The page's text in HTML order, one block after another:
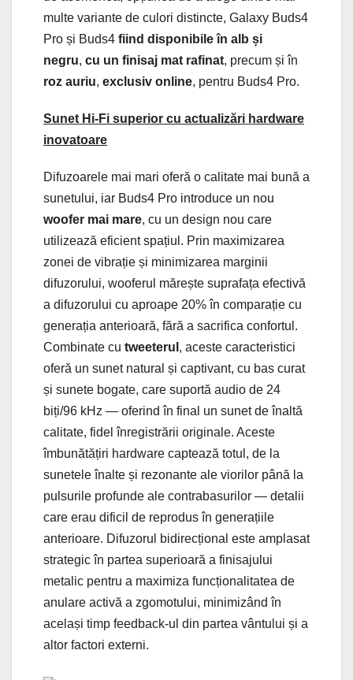
multe variante de culori distincte, Galaxy Buds4
Pro și Buds4 fiind disponibile în alb și
negru, cu un finisaj mat rafinat, precum și în
roz auriu, exclusiv online, pentru Buds4 Pro.
Sunet Hi-Fi superior cu actualizări hardware
inovatoare
Difuzoarele mai mari oferă o calitate mai bună a
sunetului, iar Buds4 Pro introduce un nou
woofer mai mare, cu un design nou care
utilizează eficient spațiul. Prin maximizarea
zonei de vibrație și minimizarea marginii
difuzorului, wooferul mărește suprafața efectivă
a difuzorului cu aproape 20% în comparație cu
generația anterioară, fără a sacrifica confortul.
Combinate cu tweeterul , aceste caracteristici
oferă un sunet natural și captivant, cu bas curat
și sunete bogate, care suportă audio de 24
biți/96 kHz — oferind în final un sunet de înaltă
calitate, fidel înregistrării originale. Aceste
îmbunătățiri hardware captează totul, de la
sunetele înalte și rezonante ale viorilor până la
pulsurile profunde ale contrabasurilor — detalii
care erau dificil de reprodus în generațiile
anterioare. Difuzorul bidirecțional este amplasat
strategic în partea superioară a finisajului
metalic pentru a maximiza funcționalitatea de
anulare activă a zgomotului, minimizând în
același timp feedback-ul din partea vântului și a
altor factori externi.